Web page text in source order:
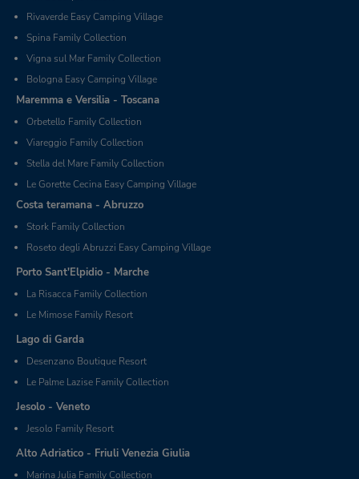
Rivaverde Easy Camping Village
Spina Family Collection
Vigna sul Mar Family Collection
Bologna Easy Camping Village
Maremma e Versilia - Toscana
Orbetello Family Collection
Viareggio Family Collection
Stella del Mare Family Collection
Le Gorette Cecina Easy Camping Village
Costa teramana - Abruzzo
Stork Family Collection
Roseto degli Abruzzi Easy Camping Village
Porto Sant'Elpidio - Marche
La Risacca Family Collection
Le Mimose Family Resort
Lago di Garda
Desenzano Boutique Resort
Le Palme Lazise Family Collection
Jesolo - Veneto
Jesolo Family Resort
Alto Adriatico - Friuli Venezia Giulia
Marina Julia Family Collection